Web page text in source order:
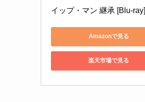
イップ・マン 継承 [Blu-ray]
Amazonで見る
楽天市場で見る